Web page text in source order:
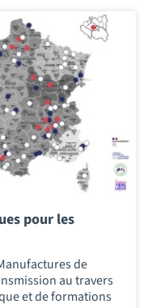
pour les
de
au travers
et de formations